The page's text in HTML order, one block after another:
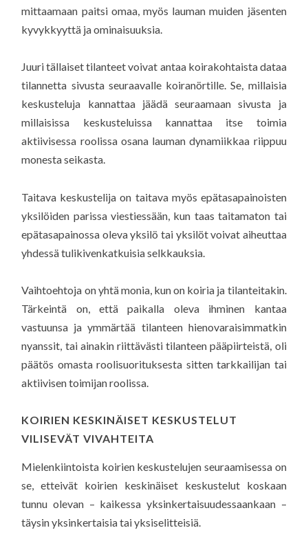
mittaamaan paitsi omaa, myös lauman muiden jäsenten
kyvykkyyttä ja ominaisuuksia.
Juuri tällaiset tilanteet voivat antaa koirakohtaista dataa
tilannetta sivusta seuraavalle koiranörtille. Se, millaisia
keskusteluja kannattaa jäädä seuraamaan sivusta ja
millaisissa keskusteluissa kannattaa itse toimia
aktiivisessa roolissa osana lauman dynamiikkaa riippuu
monesta seikasta.
Taitava keskustelija on taitava myös epätasapainoisten
yksilöiden parissa viestiessään, kun taas taitamaton tai
epätasapainossa oleva yksilö tai yksilöt voivat aiheuttaa
yhdessä tulikivenkatkuisia selkkauksia.
Vaihtoehtoja on yhtä monia, kun on koiria ja tilanteitakin.
Tärkeintä on, että paikalla oleva ihminen kantaa
vastuunsa ja ymmärtää tilanteen hienovaraisimmatkin
nyanssit, tai ainakin riittävästi tilanteen pääpiirteistä, oli
päätös omasta roolisuorituksesta sitten tarkkailijan tai
aktiivisen toimijan roolissa.
KOIRIEN KESKINÄISET KESKUSTELUT
VILISEVÄT VIVAHTEITA
Mielenkiintoista koirien keskustelujen seuraamisessa on
se, etteivät koirien keskinäiset keskustelut koskaan
tunnu olevan – kaikessa yksinkertaisuudessaankaan –
täysin yksinkertaisia tai yksiselitteisiä.